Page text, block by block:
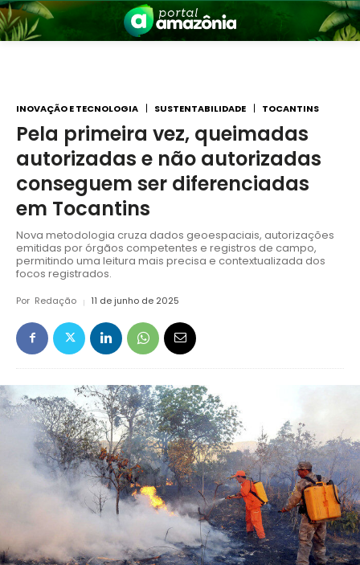
Amazônia
INOVAÇÃO E TECNOLOGIA SUSTENTABILIDADE TOCANTINS
Pela primeira vez, queimadas
autorizadas e não autorizadas
conseguem ser diferenciadas
em Tocantins
Nova metodologia cruza dados geoespaciais, autorizações
emitidas por órgãos competentes e registros de campo,
permitindo uma leitura mais precisa e contextualizada dos
focos registrados.
Por Redação 11 de junho de 2025